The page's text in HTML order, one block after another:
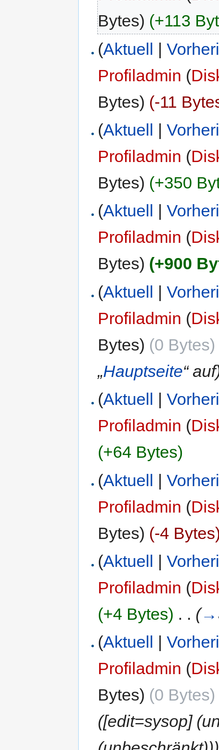
Bytes) (+113
(Aktuell |
Profiladmin (
Bytes) (-11
(Aktuell |
Profiladmin (
Bytes) (+350
(Aktuell |
Profiladmin (
Bytes) (+900
(Aktuell |
Profiladmin (
Bytes) (0 Bytes)
„Hauptseite“
(Aktuell |
Profiladmin (
(+64 Bytes)
(Aktuell |
Profiladmin (
Bytes) (-4
(Aktuell |
Profiladmin (
(+4 Bytes) . . (→
(Aktuell |
Profiladmin (
Bytes) (0 Bytes)
([edit=sysop]